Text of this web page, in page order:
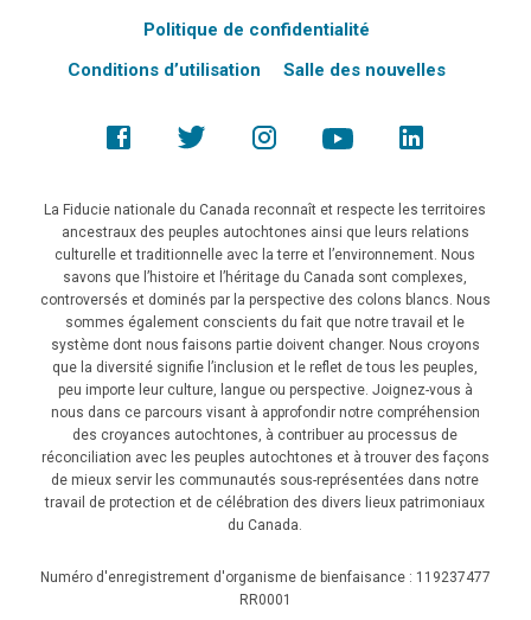
Politique de confidentialité
Conditions d’utilisation
Salle des nouvelles
La Fiducie nationale du Canada reconnaît et respecte les territoires
ancestraux des peuples autochtones ainsi que leurs relations
culturelle et traditionnelle avec la terre et l’environnement. Nous
savons que l’histoire et l’héritage du Canada sont complexes,
controversés et dominés par la perspective des colons blancs. Nous
sommes également conscients du fait que notre travail et le
système dont nous faisons partie doivent changer. Nous croyons
que la diversité signifie l’inclusion et le reflet de tous les peuples,
peu importe leur culture, langue ou perspective. Joignez-vous à
nous dans ce parcours visant à approfondir notre compréhension
des croyances autochtones, à contribuer au processus de
réconciliation avec les peuples autochtones et à trouver des façons
de mieux servir les communautés sous-représentées dans notre
travail de protection et de célébration des divers lieux patrimoniaux
du Canada.
Numéro d'enregistrement d'organisme de bienfaisance : 119237477
RR0001